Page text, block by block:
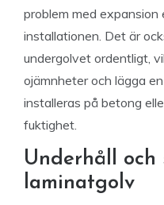
problem med
installationen. Det är
undergolvet ordentligt,
ojämnheter och lägga
installeras på betong
fuktighet.
Underhåll och
laminatgolv